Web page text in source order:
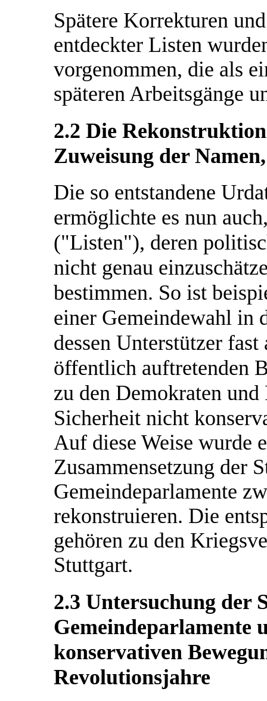
Spätere Korrekturen
entdeckter Listen
vorgenommen, die als
späteren Arbeitsgänge
2.2 Die
Zuweisung der
Die so entstandene
ermöglichte es nun
("Listen"), deren
nicht genau
bestimmen. So ist
einer Gemeindewahl in
dessen Unterstützer
öffentlich auftretenden
zu den Demokraten
Sicherheit nicht
Auf diese Weise wurde
Zusammensetzung der
Gemeindeparlamente
rekonstruieren. Die
gehören zu den
Stuttgart.
2.3 Untersuchung der
Gemeindeparlamente
konservativen
Revolutionsjahre